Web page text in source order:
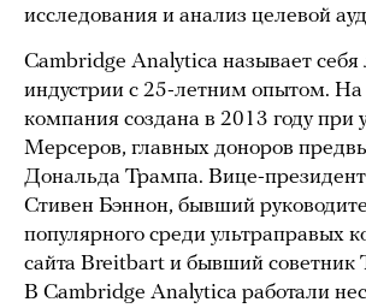
исследования и анализ целевой
Cambridge Analytica называет
индустрии с 25-летним опытом.
компания создана в 2013 году при
Мерсеров, главных доноров
Дональда Трампа. Вице-
Стивен Бэннон, бывший
популярного среди ультраправых
сайта Breitbart и бывший советник
В Cambridge Analytica работали